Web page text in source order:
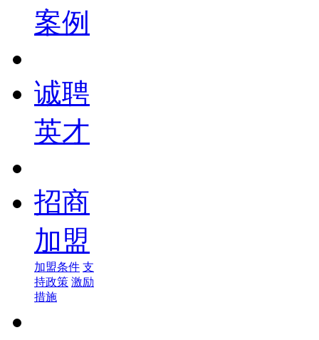
案例
诚聘
英才
招商
加盟
加盟条件 支
持政策 激励
措施